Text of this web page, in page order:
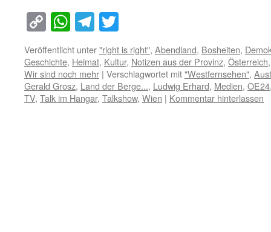
Copy
Link
WhatsApp
Telegram
Veröffentlicht unter"right is right", Abendland, Bosheiten,
Geschichte, Heimat, Kultur, Notizen aus der Provinz, Österreich
Wir sind noch mehr | Verschlagwortet mit"Westfernsehen",
Gerald Grosz, Land der Berge..., Ludwig Erhard, Medien, OE24
TV, Talk im Hangar, Talkshow, Wien | Kommentar hinterlassen